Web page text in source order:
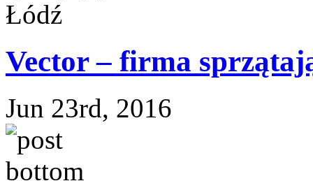
Vector – firma
Jun 23rd, 2016